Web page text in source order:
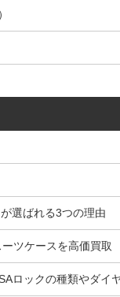
選ばれる3つの理由
ツケースを高価買取
ロックの種類やダイ